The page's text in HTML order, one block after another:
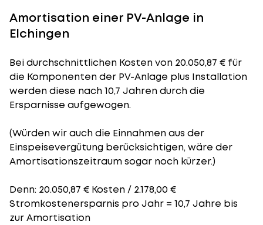
Amortisation einer PV-Anlage in
Elchingen
Bei durchschnittlichen Kostenvon 20.050,87 € für
die Komponenten der PV-Anlage plus Installation
werden diese nach 10,7 Jahren durch die
Ersparnisse aufgewogen.
(Würden wir auch die Einnahmen aus der
Einspeisevergütung berücksichtigen, wäre der
Amortisationszeitraumsogar noch kürzer.)
Denn: 20.050,87 € Kosten / 2.178,00 €
Stromkostenersparnis pro Jahr = 10,7 Jahre bis
zur Amortisation